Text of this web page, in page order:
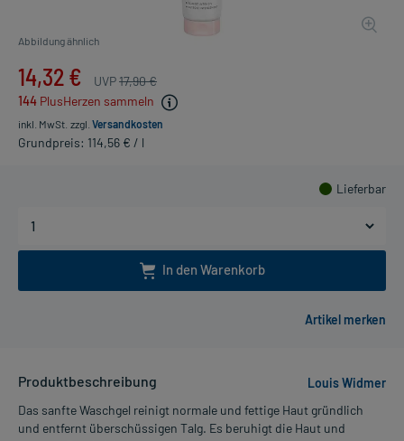
Abbildung ähnlich
14,32 € UVP17,90 €
144 PlusHerzen sammeln
inkl. MwSt. zzgl. Versandkosten
Grundpreis: 114,56 € / l
Lieferbar
In den Warenkorb
Produktbeschreibung
Louis Widmer
Das sanfte Waschgel reinigt normale und fettige Haut gründlich
und entfernt überschüssigen Talg. Es beruhigt die Haut und